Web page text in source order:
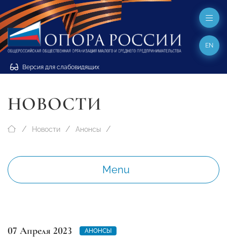
Версия для слабовидящих
EN
НОВОСТИ
Новости Анонсы
Menu
07 Апреля 2023 АНОНСЫ